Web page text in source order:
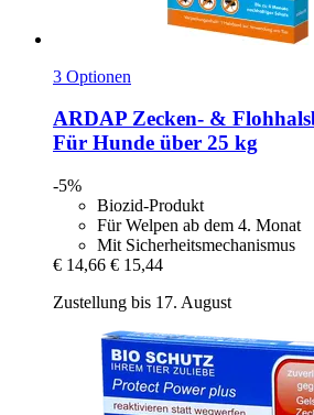
3 Optionen
ARDAP Zecken-​ &
Für Hunde über 25 kg
-5%
Biozid-Produkt
Für Welpen ab dem 4. Monat
Mit Sicherheitsmechanismus
€ 14,66 € 15,44
Zustellung bis 17. August